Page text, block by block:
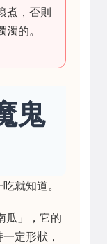
煮，否則
的。
鬼
就知道。
瓜」，它的
定形狀，